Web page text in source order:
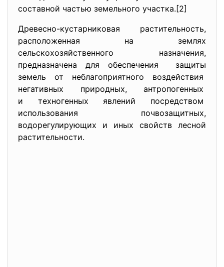
составной частью земельного участка.[2]
Древесно-кустарниковая растительность,
расположенная на землях
сельскохозяйственного назначения,
предназначена для обеспечения защиты
земель от неблагоприятного воздействия
негативных природных, антропогенных
и техногенных явлений посредством
использования почвозащитных,
водорегулирующих и иных свойств лесной
растительности.